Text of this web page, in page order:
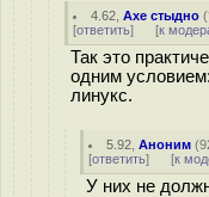
4.62 ,Ахе стыдно (
[ответить] [к
Так это
одним
линукс.
5.92 ,Аноним (
[ответить] [к
У них не